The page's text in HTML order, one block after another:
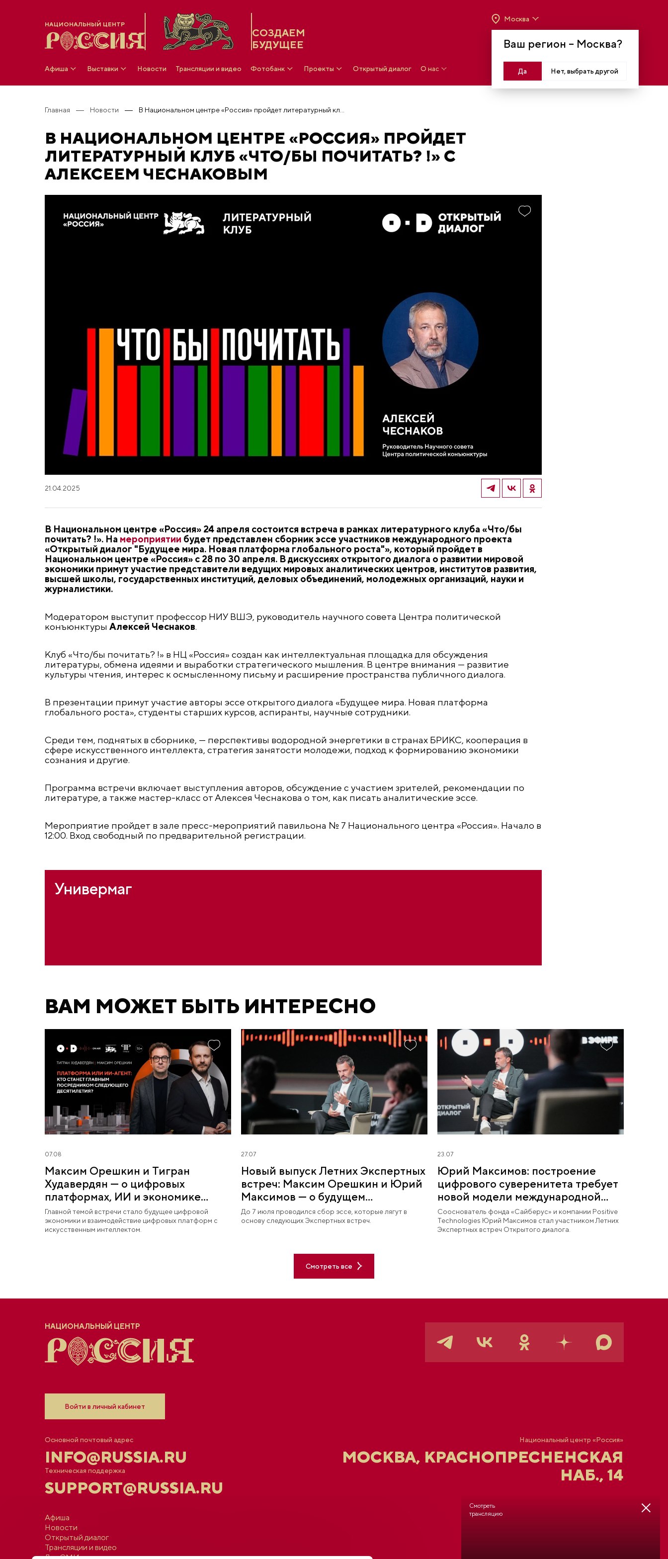
НАЦИОНАЛЬНЫЙ ЦЕНТР
СОЗДАЕМ
БУДУЩЕЕ
Ваш регион – Москва?
Да Нет, выбрать другой
Москва
МОСКВА, КРАСНОПРЕСНЕНСКАЯ НАБ., 14
Афиша Выставки Новости Трансляции и видео Фотобанк Проекты Открытый диалог О нас Войти
Главная Новости
В НАЦИОНАЛЬНОМ ЦЕНТРЕ «РОССИЯ» ПРОЙДЕТ
ЛИТЕРАТУРНЫЙ КЛУБ «ЧТО/БЫ ПОЧИТАТЬ? !» С
АЛЕКСЕЕМ ЧЕСНАКОВЫМ
21.04.2025
В Национальном центре «Россия» 24 апреля состоится встреча в рамках литературного клуба «Что/бы
почитать? !». На мероприятии будет представлен сборник эссе участников международного проекта
«Открытый диалог "Будущее мира. Новая платформа глобального роста"», который пройдет в
Национальном центре «Россия» с 28 по 30 апреля. В дискуссиях открытого диалога о развитии мировой
экономики примут участие представители ведущих мировых аналитических центров, институтов развития,
высшей школы, государственных институций, деловых объединений, молодежных организаций, науки и
журналистики.
Модератором выступит профессор НИУ ВШЭ, руководитель научного совета Центра политической
конъюнктуры Алексей Чеснаков.
Клуб «Что/бы почитать? !» в НЦ «Россия» создан как интеллектуальная площадка для обсуждения
литературы, обмена идеями и выработки стратегического мышления. В центре внимания — развитие
культуры чтения, интерес к осмысленному письму и расширение пространства публичного диалога.
В презентации примут участие авторы эссе открытого диалога «Будущее мира. Новая платформа
глобального роста», студенты старших курсов, аспиранты, научные сотрудники.
Среди тем, поднятых в сборнике, — перспективы водородной энергетики в странах БРИКС, кооперация в
сфере искусственного интеллекта, стратегия занятости молодежи, подход к формированию экономики
сознания и другие.
Программа встречи включает выступления авторов, обсуждение с участием зрителей, рекомендации по
литературе, а также мастер-класс от Алексея Чеснакова о том, как писать аналитические эссе.
Мероприятие пройдет в зале пресс-мероприятий павильона № 7 Национального центра «Россия». Начало в
12:00. Вход свободный по предварительной регистрации.
Универмаг
ВАМ МОЖЕТ БЫТЬ ИНТЕРЕСНО
07.08
Максим Орешкин и Тигран
Худавердян — о цифровых
платформах, ИИ и экономике
будущего
Главной темой встречи стало будущее цифровой
экономики и взаимодействие цифровых платформ с
искусственным интеллектом.
27.07
Новый выпуск Летних Экспертных
встреч: Максим Орешкин и Юрий
Максимов — о будущем
глобализации и технологий
До 7 июля проводился сбор эссе, которые лягут в
основу следующих Экспертных встреч.
23.07
Юрий Максимов: построение
цифрового суверенитета требует
новой модели международной
кооперации
Сооснователь фонда «Сайберус» и компании Positive
Technologies Юрий Максимов стал участником Летних
Экспертных встреч Открытого диалога.
Смотреть все
Смотреть
трансляцию
НАЦИОНАЛЬНЫЙ ЦЕНТР
Войти в личный кабинет
Основной почтовый адрес
INFO@RUSSIA.RU
Техническая поддержка
SUPPORT@RUSSIA.RU
Национальный центр «Россия»
МОСКВА, КРАСНОПРЕСНЕНСКАЯ
НАБ., 14
Афиша
Новости
Открытый диалог
Трансляции и видео
Для СМИ